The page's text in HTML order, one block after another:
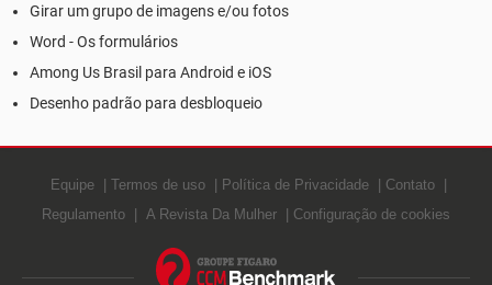
Girar um grupo de imagens e/ou fotos
Word - Os formulários
Among Us Brasil para Android e iOS
Desenho padrão para desbloqueio
Equipe Termos de uso Política de Privacidade
Contato
Regulamento
A Revista Da Mulher Configuração de cookies